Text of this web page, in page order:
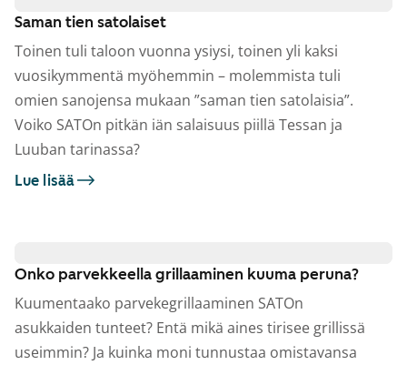
Saman tien satolaiset
Toinen tuli taloon vuonna ysiysi, toinen yli kaksi
vuosikymmentä myöhemmin – molemmista tuli
omien sanojensa mukaan ”saman tien satolaisia”.
Voiko SATOn pitkän iän salaisuus piillä Tessan ja
Luuban tarinassa?
Lue lisää
Onko parvekkeella grillaaminen kuuma peruna?
Kuumentaako parvekegrillaaminen SATOn
asukkaiden tunteet? Entä mikä aines tirisee grillissä
useimmin? Ja kuinka moni tunnustaa omistavansa